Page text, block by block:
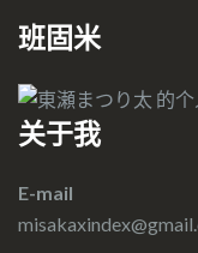
班固米
关于我
E-mail